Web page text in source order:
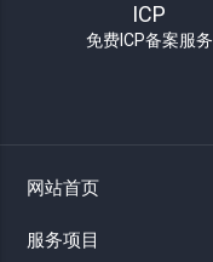
ICP
免费ICP备案服务
网站首页
服务项目